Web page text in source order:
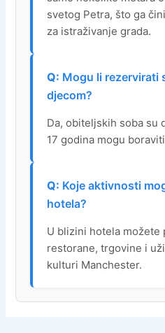
svetog Petra, što ga
za istraživanje grada.
Mogu li rezervirati
djecom?
Da, obiteljskih soba su
17 godina mogu
Koje aktivnosti
hotela?
U blizini hotela možete
restorane, trgovine i
kulturi Manchester.